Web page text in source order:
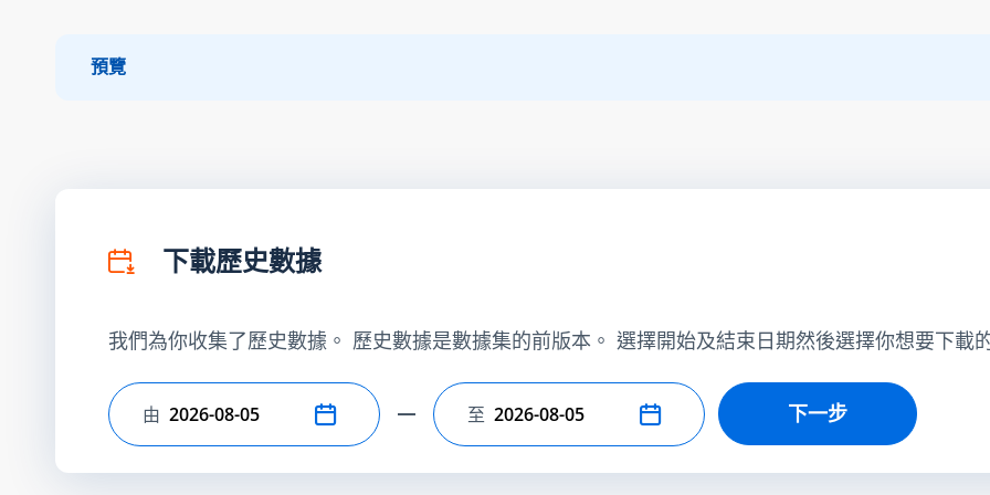
預覽
下載歷史數據
我們為你收集了歷史數據。 歷史數據是數據集的前版本。 選擇開始及結束日期然後選擇你想要下載
選擇開始日期
由 選擇結束日期
至 下一步